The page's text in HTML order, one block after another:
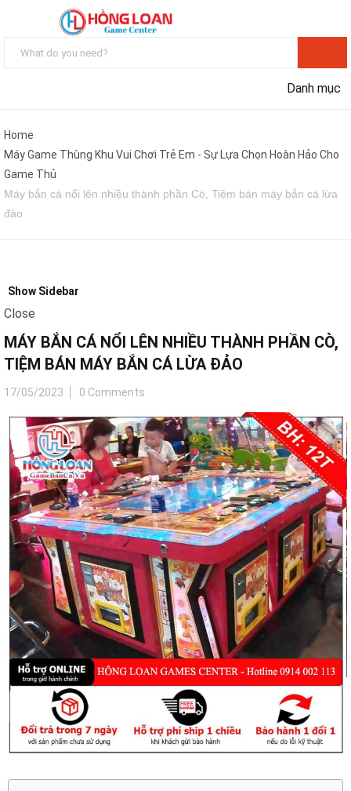
Danh mục
Home
Máy Game Thùng Khu Vui Chơi Trẻ Em - Sự Lựa Chọn Hoàn Hảo Cho
Game Thủ
Máy bắn cá nổi lên nhiều thành phần Cò, Tiệm bán máy bắn cá lừa
đảo
Show Sidebar
Close
MÁY BẮN CÁ NỔI LÊN NHIỀU THÀNH PHẦN CÒ,
TIỆM BÁN MÁY BẮN CÁ LỪA ĐẢO
17/05/2023 0 Comments